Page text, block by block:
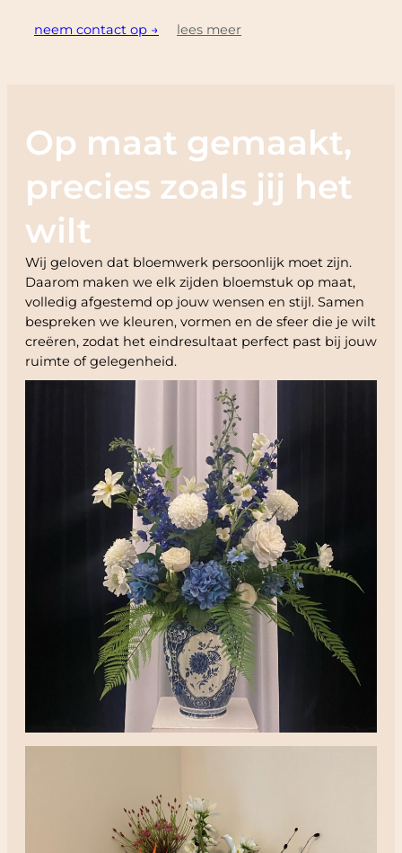
neem contact op → lees meer
Op maat gemaakt,
precies zoals jij het
wilt
Wij geloven dat bloemwerk persoonlijk moet zijn.
Daarom maken we elk zijden bloemstuk op maat,
volledig afgestemd op jouw wensen en stijl. Samen
bespreken we kleuren, vormen en de sfeer die je wilt
creëren, zodat het eindresultaat perfect past bij jouw
ruimte of gelegenheid.